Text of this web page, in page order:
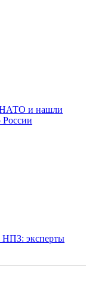
НАТО и нашли
России
НПЗ: эксперты